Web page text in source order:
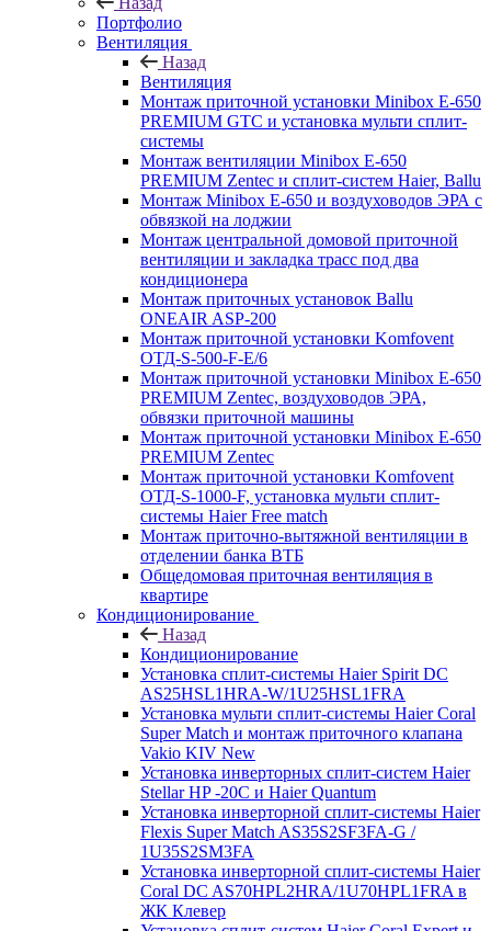
Портфолио
Вентиляция
Назад
Вентиляция
Монтаж приточной установки Minibox E-650
PREMIUM GTC и установка мульти сплит-
системы
Монтаж вентиляции Minibox E-650
PREMIUM Zentec и сплит-систем Haier, Ballu
Монтаж Minibox E-650 и воздуховодов ЭРА с
обвязкой на лоджии
Монтаж центральной домовой приточной
вентиляции и закладка трасс под два
кондиционера
Монтаж приточных установок Ballu
ONEAIR ASP-200
Монтаж приточной установки Komfovent
ОТД-S-500-F-E/6
Монтаж приточной установки Minibox E-650
PREMIUM Zentec, воздуховодов ЭРА,
обвязки приточной машины
Монтаж приточной установки Minibox E-650
PREMIUM Zentec
Монтаж приточной установки Komfovent
ОТД-S-1000-F, установка мульти сплит-
системы Haier Free match
Монтаж приточно-вытяжной вентиляции в
отделении банка ВТБ
Общедомовая приточная вентиляция в
квартире
Кондиционирование
Назад
Кондиционирование
Установка сплит-системы Haier Spirit DC
AS25HSL1HRA-W/1U25HSL1FRA
Установка мульти сплит-системы Haier Coral
Super Match и монтаж приточного клапана
Vakio KIV New
Установка инверторных сплит-систем Haier
Stellar HP -20С и Haier Quantum
Установка инверторной сплит-системы Haier
Flexis Super Match AS35S2SF3FA-G /
1U35S2SM3FA
Установка инверторной сплит-системы Haier
Coral DC AS70HPL2HRA/1U70HPL1FRA в
ЖК Клевер